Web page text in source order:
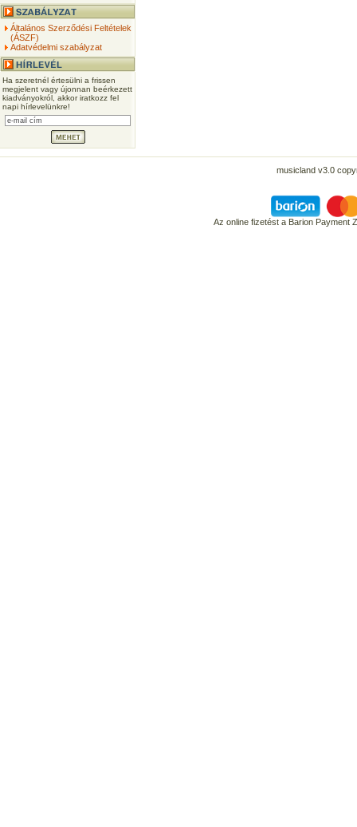
Általános Szerződési Feltételek
(ÁSZF)
Adatvédelmi szabályzat
Ha szeretnél értesülni a frissen
megjelent vagy újonnan beérkezett
kiadványokról, akkor iratkozz fel
napi hírlevelünkre!
musicland v3.0
Az online fizetést a Barion Payment